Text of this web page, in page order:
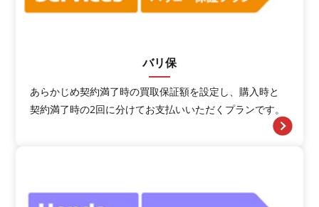
バリ保
あらかじめ契約満了時の買取保証額を設定し、購入時と
契約満了時の2回に分けてお支払いいただくプランです。